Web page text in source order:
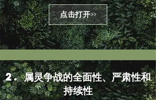
点击打开>>
2. 属灵争战的全面性、严肃性和
持续性